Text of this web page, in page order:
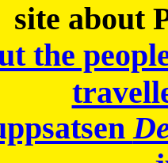
site about
the